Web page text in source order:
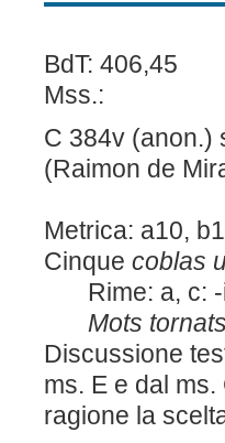
BdT: 406,45
Mss.:
C 384v (anon.)
(Raimon de
Metrica: a10,
Cinque coblas
Rime: a, c: -
Mots tornats
Discussione
ms. E e dal ms.
ragione la